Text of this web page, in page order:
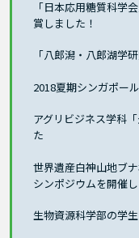
「日本応用糖質科学
賞しました！
「八郎潟・八郎湖学
2018夏期シンガポー
アグリビジネス学科
た
世界遺産白神山地ブ
シンポジウムを開催
生物資源科学部の学